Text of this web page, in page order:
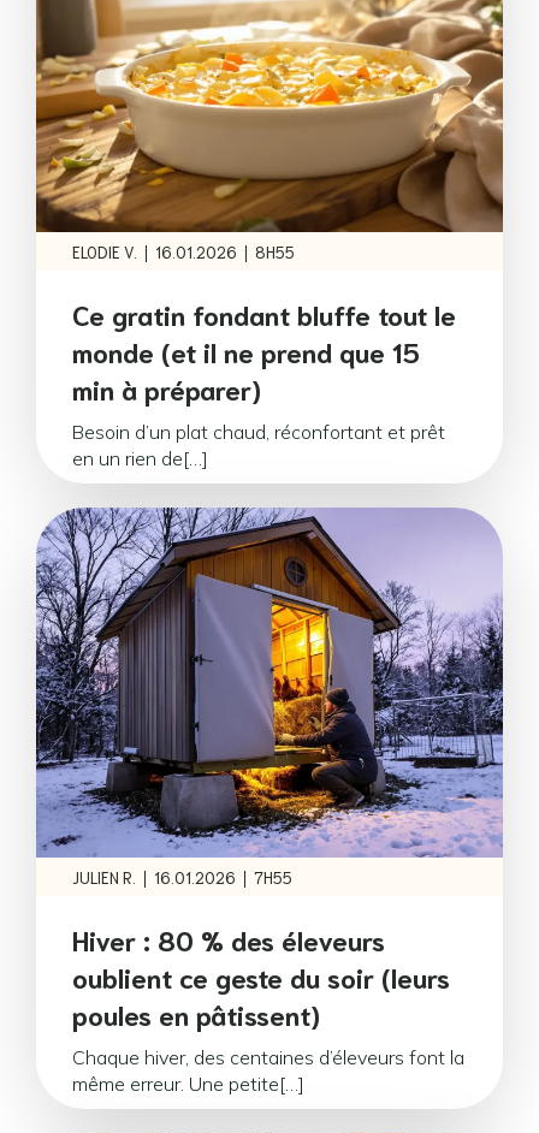
ELODIE V. | 16.01.2026 | 8H55
Ce gratin fondant bluffe tout le
monde (et il ne prend que 15
min à préparer)
Besoin d’un plat chaud, réconfortant et prêt
en un rien de[…]
JULIEN R. | 16.01.2026 | 7H55
Hiver : 80 % des éleveurs
oublient ce geste du soir (leurs
poules en pâtissent)
Chaque hiver, des centaines d’éleveurs font la
même erreur. Une petite[…]